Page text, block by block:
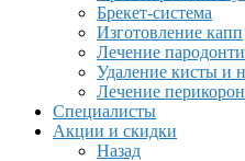
Брекет-система
Изготовление капп
Лечение
Удаление кисты и
Лечение
Специалисты
Акции и скидки
Назад